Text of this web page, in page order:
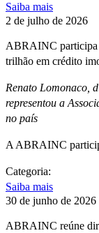
Saiba mais
2 de julho de 2026
ABRAINC participa
trilhão em crédito
Renato Lomonaco,
representou a
no país
A ABRAINC
Categoria:
Saiba mais
30 de junho de 2026
ABRAINC reúne